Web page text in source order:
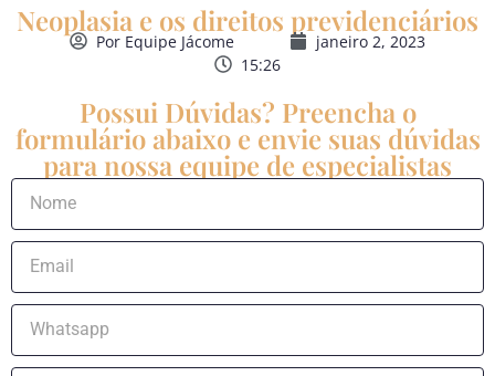
Neoplasia e os direitos previdenciários
Por Equipe Jácome
janeiro 2, 2023
15:26
Possui Dúvidas? Preencha o
formulário abaixo e envie suas dúvidas
para nossa equipe de especialistas